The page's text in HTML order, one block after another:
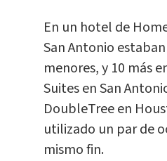
En un hotel de
San Antonio
menores, y 10 más
Suites en San
DoubleTree en
utilizado un par de
mismo fin.